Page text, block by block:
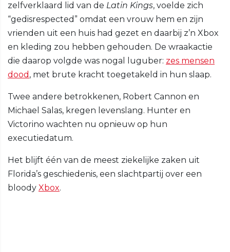
zelfverklaard lid van de Latin Kings, voelde zich
“gedisrespected” omdat een vrouw hem en zijn
vrienden uit een huis had gezet en daarbij z’n Xbox
en kleding zou hebben gehouden. De wraakactie
die daarop volgde was nogal luguber: zes mensen
dood , met brute kracht toegetakeld in hun slaap.
Twee andere betrokkenen, Robert Cannon en
Michael Salas, kregen levenslang. Hunter en
Victorino wachten nu opnieuw op hun
executiedatum.
Het blijft één van de meest ziekelijke zaken uit
Florida’s geschiedenis, een slachtpartij over een
bloody Xbox.